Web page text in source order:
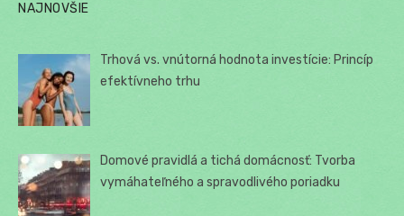
NAJNOVŠIE
Trhová vs. vnútorná hodnota investície: Princíp
efektívneho trhu
Domové pravidlá a tichá domácnosť: Tvorba
vymáhateľného a spravodlivého poriadku